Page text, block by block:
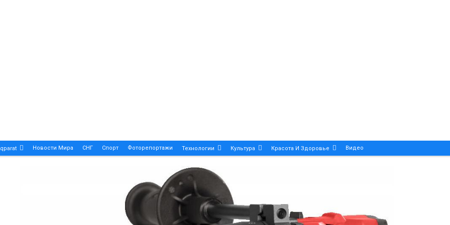
Новости Мира СНГ Спорт Фоторепортажи Технологии Культура Красота И Здоровье Видео
Patek Philippe Calatrava DATE – A True Symbol Of Elegance And Precision